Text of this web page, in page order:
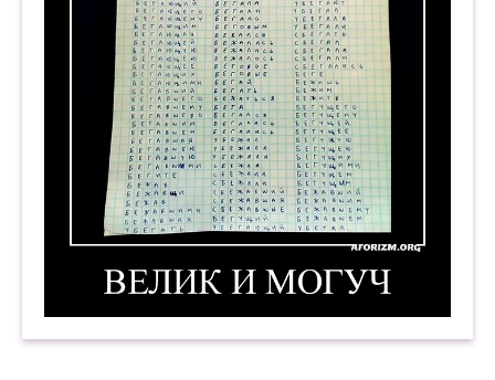
В жизни глупо вздорничать и важничать,
Но не доходить ведь до того,
Чтобы хлебосолить или бражничать
С недругами друга своего.
Что-то тут не очень настоящее,
Что-то от размолвок и разлук,
Что-то, брат, совсем неподходящее
К слову «друг» и пониманью «друг».
Мы с тобой в пути уже давно,
Было всё, но только больше светлого.
И сейчас я не писал бы этого,